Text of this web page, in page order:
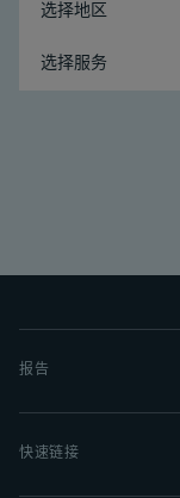
选择地区
选择服务
报告
快速链接